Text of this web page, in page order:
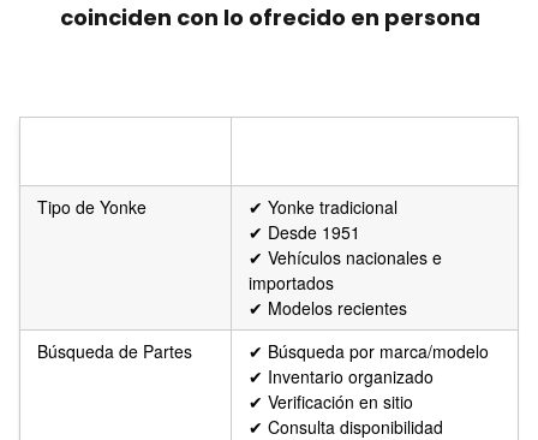
coinciden con lo ofrecido en persona
Tipo de Yonke
✔ Yonke tradicional
✔ Desde 1951
✔ Vehículos nacionales e
importados
✔ Modelos recientes
Búsqueda de Partes
✔ Búsqueda por marca/modelo
✔ Inventario organizado
✔ Verificación en sitio
✔ Consulta disponibilidad